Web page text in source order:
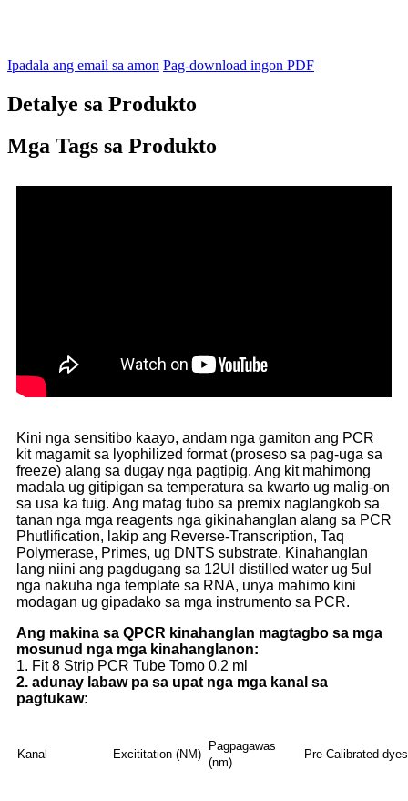
Ipadala ang email sa amon Pag-download ingon PDF
Detalye sa Produkto
Mga Tags sa Produkto
Kini nga sensitibo kaayo, andam nga gamiton ang PCR
kit magamit sa lyophilized format (proseso sa pag-uga sa
freeze) alang sa dugay nga pagtipig. Ang kit mahimong
madala ug gitipigan sa temperatura sa kwarto ug malig-on
sa usa ka tuig. Ang matag tubo sa premix naglangkob sa
tanan nga mga reagents nga gikinahanglan alang sa PCR
Phutlification, lakip ang Reverse-Transcription, Taq
Polymerase, Primes, ug DNTS substrate. Kinahanglan
lang niini ang pagdugang sa 12Ul distilled water ug 5ul
nga nakuha nga template sa RNA, unya mahimo kini
modagan ug gipadako sa mga instrumento sa PCR.
Ang makina sa QPCR kinahanglan magtagbo sa mga
mosunud nga mga kinahanglanon:
1. Fit 8 Strip PCR Tube Tomo 0.2 ml
2. adunay labaw pa sa upat nga mga kanal sa
pagtukaw:
Kanal Excititation (NM)
Pagpagawas
(nm)
Pre-Calibrated dyes